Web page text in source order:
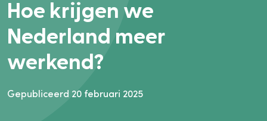
Hoe krijgen we
Nederland meer
werkend?
Gepubliceerd 20 februari 2025